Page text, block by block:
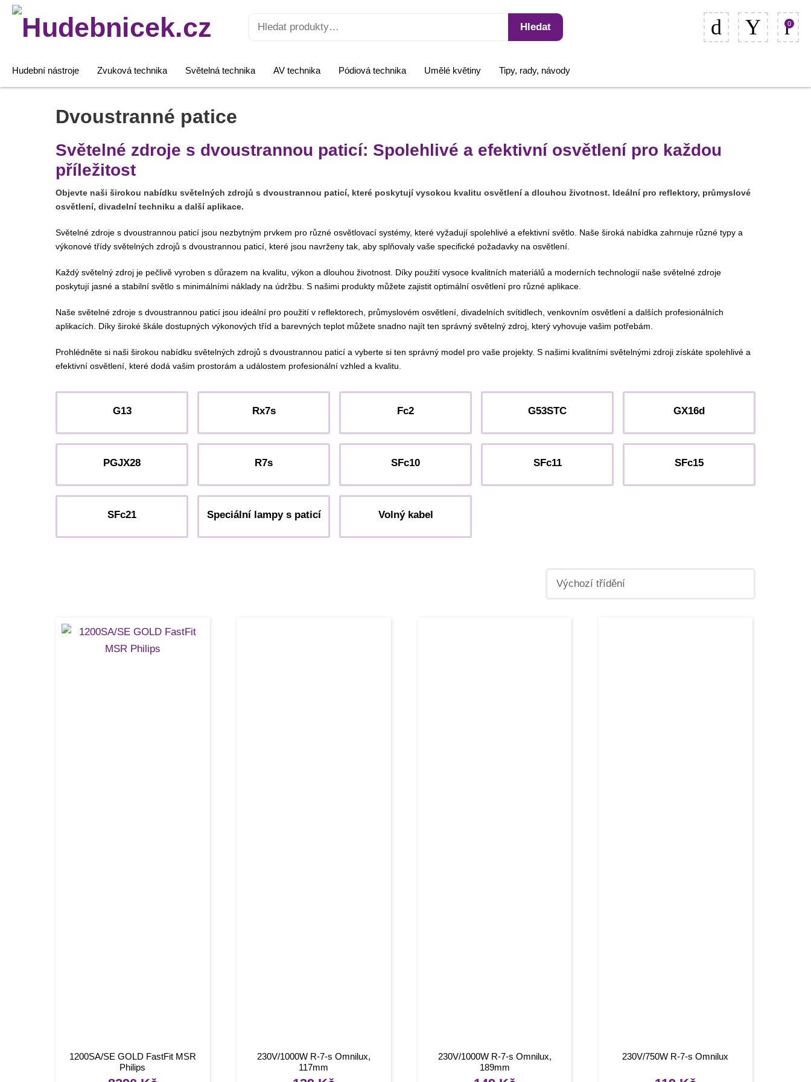
Hledat:
Hledat 0
Hudební nástroje Zvuková technika Světelná technika AV technika Pódiová technika Umělé květiny Tipy, rady, návody
Dvoustranné patice
Světelné zdroje s dvoustrannou paticí: Spolehlivé a efektivní osvětlení pro každou
příležitost
Objevte naši širokou nabídku světelných zdrojů s dvoustrannou paticí, které poskytují vysokou kvalitu osvětlení a dlouhou životnost. Ideální pro reflektory, průmyslové
osvětlení, divadelní techniku a další aplikace.
Světelné zdroje s dvoustrannou paticí jsou nezbytným prvkem pro různé osvětlovací systémy, které vyžadují spolehlivé a efektivní světlo. Naše široká nabídka zahrnuje různé typy a
výkonové třídy světelných zdrojů s dvoustrannou paticí, které jsou navrženy tak, aby splňovaly vaše specifické požadavky na osvětlení.
Každý světelný zdroj je pečlivě vyroben s důrazem na kvalitu, výkon a dlouhou životnost. Díky použití vysoce kvalitních materiálů a moderních technologií naše světelné zdroje
poskytují jasné a stabilní světlo s minimálními náklady na údržbu. S našimi produkty můžete zajistit optimální osvětlení pro různé aplikace.
Naše světelné zdroje s dvoustrannou paticí jsou ideální pro použití v reflektorech, průmyslovém osvětlení, divadelních svítidlech, venkovním osvětlení a dalších profesionálních
aplikacích. Díky široké škále dostupných výkonových tříd a barevných teplot můžete snadno najít ten správný světelný zdroj, který vyhovuje vašim potřebám.
Prohlédněte si naši širokou nabídku světelných zdrojů s dvoustrannou paticí a vyberte si ten správný model pro vaše projekty. S našimi kvalitními světelnými zdroji získáte spolehlivé a
efektivní osvětlení, které dodá vašim prostorám a událostem profesionální vzhled a kvalitu.
G13 Rx7s Fc2 G53STC GX16d
PGJX28 R7s SFc10 SFc11 SFc15
SFc21 Speciální lampy s paticí Volný kabel
1200SA/SE GOLD FastFit MSR
Philips
230V/1000W R-7-s Omnilux,
117mm
230V/1000W R-7-s Omnilux,
189mm
230V/750W R-7-s Omnilux